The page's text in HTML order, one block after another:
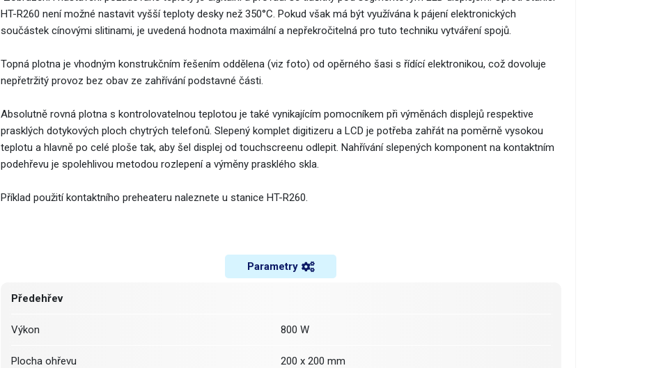
HT-R260 není možné nastavit vyšší teploty desky než 350°C. Pokud však má být využívána k pájení elektronických
součástek cínovými slitinami, je uvedená hodnota maximální a nepřekročitelná pro tuto techniku vytváření spojů.
Topná plotna je vhodným konstrukčním řešením oddělena (viz foto) od opěrného šasi s řídící elektronikou, což dovoluje
nepřetržitý provoz bez obav ze zahřívání podstavné části.
Absolutně rovná plotna s kontrolovatelnou teplotou je také vynikajícím pomocníkem při výměnách displejů respektive
prasklých dotykových ploch chytrých telefonů. Slepený komplet digitizeru a LCD je potřeba zahřát na poměrně vysokou
teplotu a hlavně po celé ploše tak, aby šel displej od touchscreenu odlepit. Nahřívání slepených komponent na kontaktním
podehřevu je spolehlivou metodou rozlepení a výměny prasklého skla.
Příklad použití kontaktního preheateru naleznete u stanice HT-R260.
Parametry
Předehřev
Výkon 800 W
Plocha ohřevu 200 x 200 mm